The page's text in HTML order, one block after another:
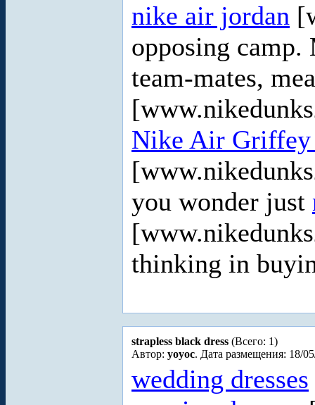
nike air jordan
opposing camp.
team-mates,
Nike Air
you wonder just
thinking in
strapless black dress (Всего: 1)
Автор: yoyoc. Дата размещения: 18/
wedding dresses